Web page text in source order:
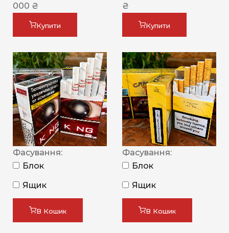
000 ₴
Купити
₴
Купити
Фасування:
Блок
Ящик
В Кошик
Фасування:
Блок
Ящик
В Кошик